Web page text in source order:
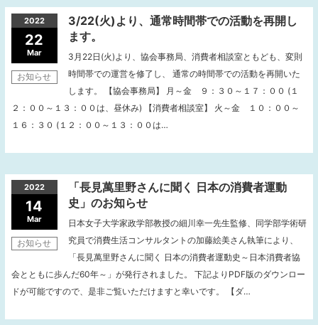
2022
22
Mar
お知らせ
3/22(火)より、通常時間帯での活動を再開し
ます。
3月22日(火)より、協会事務局、消費者相談室ともども、変則
時間帯での運営を修了し、 通常の時間帯での活動を再開いた
します。 【協会事務局】 月～金 ９：３０～１７：００ (１
２：００～１３：００は、昼休み) 【消費者相談室】 火～金 １０：００～
１６：３０ (１２：００～１３：００は…
2022
14
Mar
お知らせ
「長見萬里野さんに聞く 日本の消費者運動
史」のお知らせ
日本女子大学家政学部教授の細川幸一先生監修、同学部学術研
究員で消費生活コンサルタントの加藤絵美さん執筆により、
「長見萬里野さんに聞く 日本の消費者運動史～日本消費者協
会とともに歩んだ60年～」が発行されました。 下記よりPDF版のダウンロー
ドが可能ですので、是非ご覧いただけますと幸いです。 【ダ…